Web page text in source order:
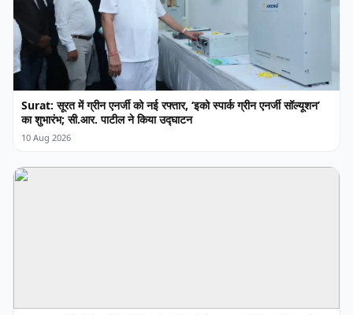
Surat: सूरत में ग्रीन एनर्जी को नई रफ्तार, ‘इको स्पार्क ग्रीन एनर्जी सॉल्यूशन’
का शुभारंभ; सी.आर. पाटील ने किया उद्घाटन
10 Aug 2026